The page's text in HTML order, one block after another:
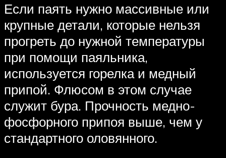
Если паять нужно массивные или
крупные детали, которые нельзя
прогреть до нужной температуры
при помощи паяльника,
используется горелка и медный
припой. Флюсом в этом случае
служит бура. Прочность медно-
фосфорного припоя выше, чем у
стандартного оловянного.